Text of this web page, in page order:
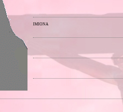
imiona